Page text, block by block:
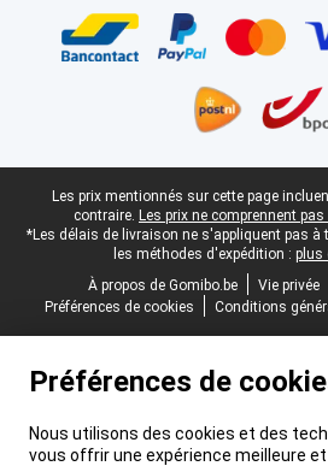
Pied-de-page légal
Les prix mentionnés sur cette page
contraire. Les prix ne comprennent
*Les délais de livraison ne s'appliquent pas
les méthodes d'expédition : plus
À propos de Gomibo.be
Vie privée
Préférences de cookies
Conditions
Préférences de
Nous utilisons des cookies et des
vous offrir une expérience meilleure